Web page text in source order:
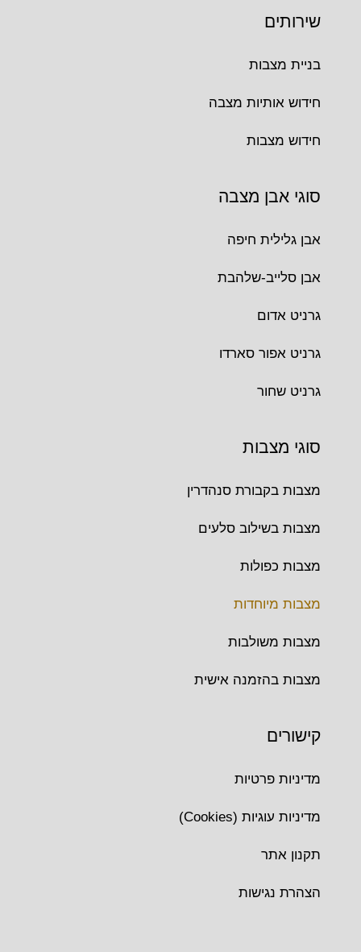
שירותים
בניית מצבות
חידוש אותיות מצבה
חידוש מצבות
סוגי אבן מצבה
אבן גלילית חיפה
אבן סלייב-שלהבת
גרניט אדום
גרניט אפור סארדו
גרניט שחור
סוגי מצבות
מצבות בקבורת סנהדרין
מצבות בשילוב סלעים
מצבות כפולות
מצבות מיוחדות
מצבות משולבות
מצבות בהזמנה אישית
קישורים
מדיניות פרטיות
מדיניות עוגיות (Cookies)
תקנון אתר
הצהרת נגישות